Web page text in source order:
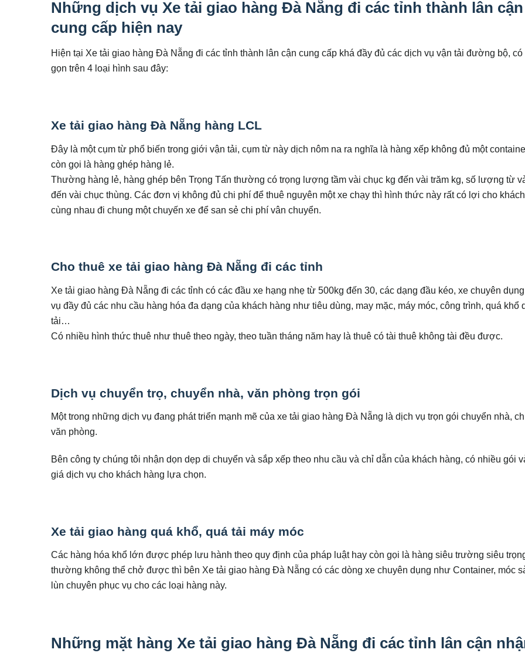
Những dịch vụ Xe tải giao hàng Đà Nẵng đi các tỉnh thành lân cận
cung cấp hiện nay
Hiện tại Xe tải giao hàng Đà Nẵng đi các tỉnh thành lân cận cung cấp khá đầy đủ các dịch vụ vận tải đường bộ, có
gọn trên 4 loại hình sau đây:
Xe tải giao hàng Đà Nẵng hàng LCL
Đây là một cụm từ phổ biến trong giới vận tải, cụm từ này dịch nôm na ra nghĩa là hàng xếp không đủ một
còn gọi là hàng ghép hàng lẻ.
Thường hàng lẻ, hàng ghép bên Trọng Tấn thường có trọng lượng tầm vài chục kg đến vài trăm kg, số lượng từ
đến vài chục thùng. Các đơn vị không đủ chi phí để thuê nguyên một xe chạy thì hình thức này rất có lợi cho
cùng nhau đi chung một chuyến xe để san sẻ chi phí vân chuyển.
Cho thuê xe tải giao hàng Đà Nẵng đi các tỉnh
Xe tải giao hàng Đà Nẵng đi các tỉnh có các đầu xe hạng nhẹ từ 500kg đến 30, các dạng đầu kéo, xe chuyên
vụ đầy đủ các nhu cầu hàng hóa đa dạng của khách hàng như tiêu dùng, may mặc, máy móc, công trình, quá khổ
tải…
Có nhiều hình thức thuê như thuê theo ngày, theo tuần tháng năm hay là thuê có tài thuê không tài đều được.
Dịch vụ chuyển trọ, chuyển nhà, văn phòng trọn gói
Một trong những dịch vụ đang phát triển mạnh mẽ của xe tải giao hàng Đà Nẵng là dịch vụ trọn gói chuyển nhà,
văn phòng.
Bên công ty chúng tôi nhận dọn dẹp di chuyển và sắp xếp theo nhu cầu và chỉ dẫn của khách hàng, có nhiều gói
giá dịch vụ cho khách hàng lựa chọn.
Xe tải giao hàng quá khổ, quá tải máy móc
Các hàng hóa khổ lớn được phép lưu hành theo quy định của pháp luật hay còn gọi là hàng siêu trường siêu
thường không thể chở được thì bên Xe tải giao hàng Đà Nẵng có các dòng xe chuyên dụng như Container, móc
lùn chuyên phục vụ cho các loại hàng này.
Những mặt hàng Xe tải giao hàng Đà Nẵng đi các tỉnh lân cận